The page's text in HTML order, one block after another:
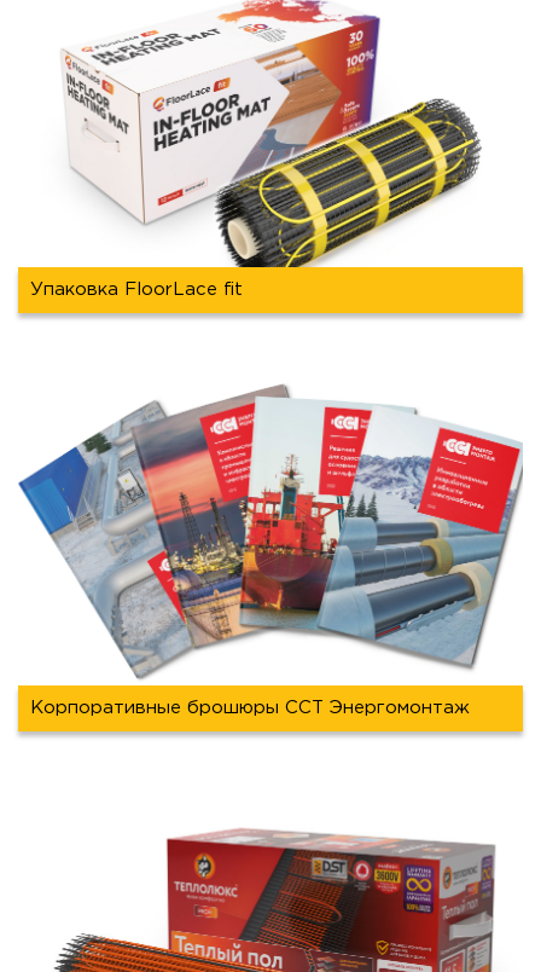
Упаковка FloorLace fit
Корпоративные брошюры ССТ Энергомонтаж